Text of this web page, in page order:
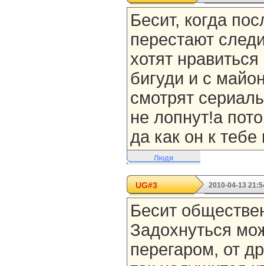
Бесит, когда
перестают
хотят
бигуди и с
смотрят
не лопнут!а
да как он к
Люди
UG#3 2010-04-13
Бесит
Задохнуться
перегаром, от